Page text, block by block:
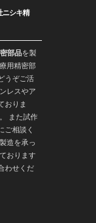
ニシキ精
部品を製
用精密部
うぞご活
レスやア
おりま
また試作
ご相談く
製造を承っ
おります
わせくだ